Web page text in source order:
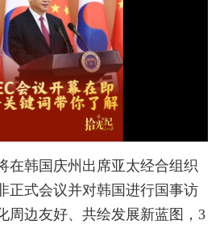
在韩国庆州出席亚太经合组织
正式会议并对韩国进行国事访
周边友好、共绘发展新蓝图，3